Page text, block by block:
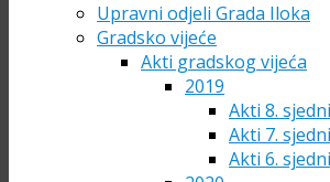
Upravni odjeli Grada Iloka
Gradsko vijeće
Akti gradskog vijeća
2019
Akti 8.
Akti 7.
Akti 6.